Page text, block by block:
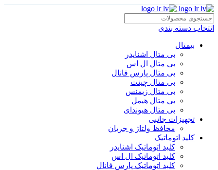
انتخاب دسته بندی
بیمتال
بی متال اشنایدر
بی متال ال اس
بی متال پارس فانال
بی متال چینت
بی متال زیمنس
بی متال هیمل
بی متال هیوندای
تجهیزات جانبی
محافظ ولتاژ و‌ جریان
کلید اتوماتیک
کلید اتوماتیک اشنایدر
کلید اتوماتیک ال اس
کلید اتوماتیک پارس فانال